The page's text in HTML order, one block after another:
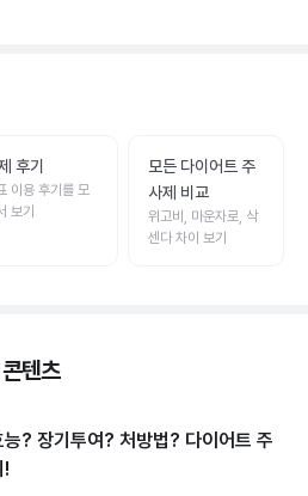
후기
이용 후기를 모
보기
모든 다이어트 주
사제 비교
위고비, 마운자로, 삭
센다 차이 보기
텐츠
능? 장기투여? 처방법? 다이어트 주
!